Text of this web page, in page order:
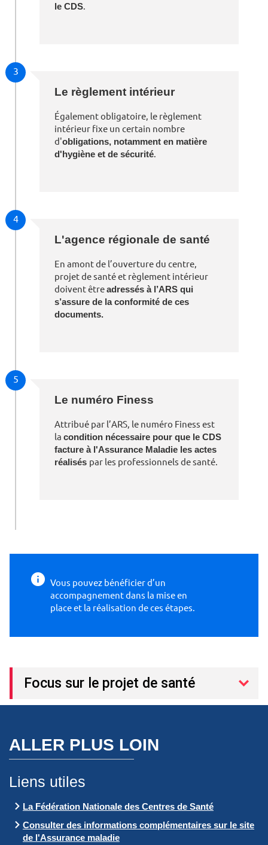
le CDS.
3
Le règlement intérieur
Également obligatoire, le règlement
intérieur fixe un certain nombre
d'obligations, notamment en matière
d'hygiène et de sécurité.
4
L'agence régionale de santé
En amont de l’ouverture du centre,
projet de santé et règlement intérieur
doivent êtreadressés à l’ARS qui
s’assure de la conformité de ces
documents.
5
Le numéro Finess
Attribué par l’ARS, le numéro Finess est
la condition nécessaire pour que le CDS
facture à l'Assurance Maladie les actes
réalisés par les professionnels de santé.
Vous pouvez bénéficier d’un
accompagnement dans la mise en
place et la réalisation de ces étapes.
Focus sur le projet de santé
ALLER PLUS LOIN
Liens utiles
La Fédération Nationale des Centres de Santé
Consulter des informations complémentaires sur le site
de l'Assurance maladie